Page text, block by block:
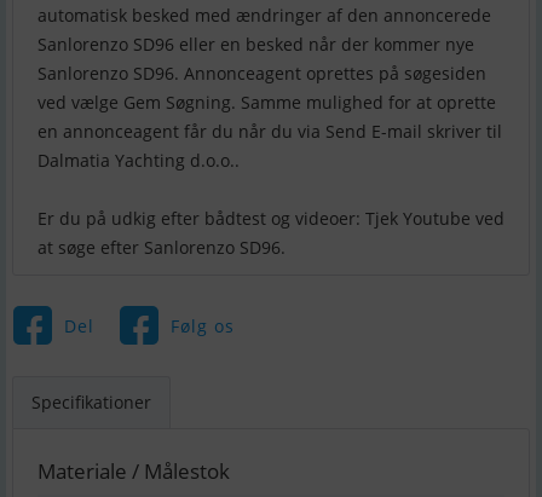
automatisk besked med ændringer af den annoncerede
Sanlorenzo SD96 eller en besked når der kommer nye
Sanlorenzo SD96. Annonceagent oprettes på søgesiden
ved vælge Gem Søgning. Samme mulighed for at oprette
en annonceagent får du når du via Send E-mail skriver til
Dalmatia Yachting d.o.o..
Er du på udkig efter bådtest og videoer: Tjek Youtube ved
Del Følg os
Specifikationer
Materiale / Målestok